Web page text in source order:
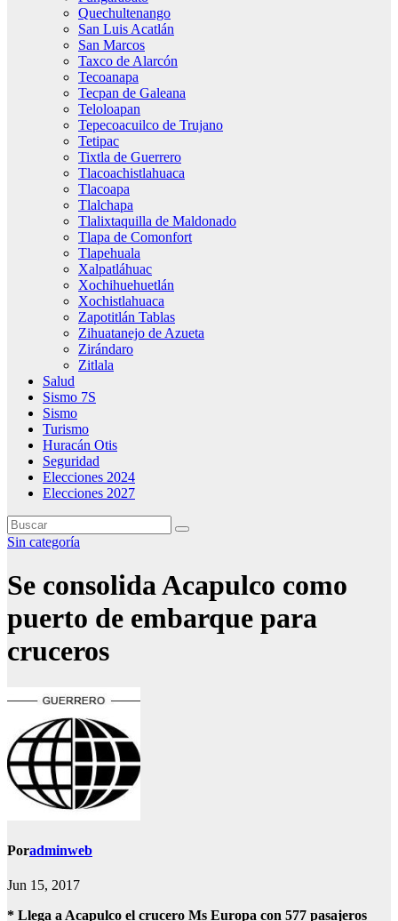
Quechultenango
San Luis Acatlán
San Marcos
Taxco de Alarcón
Tecoanapa
Tecpan de Galeana
Teloloapan
Tepecoacuilco de Trujano
Tetipac
Tixtla de Guerrero
Tlacoachistlahuaca
Tlacoapa
Tlalchapa
Tlalixtaquilla de Maldonado
Tlapa de Comonfort
Tlapehuala
Xalpatláhuac
Xochihuehuetlán
Xochistlahuaca
Zapotitlán Tablas
Zihuatanejo de Azueta
Zirándaro
Zitlala
Salud
Sismo 7S
Sismo
Turismo
Huracán Otis
Seguridad
Elecciones 2024
Elecciones 2027
Sin categoría
Se consolida Acapulco como
puerto de embarque para
cruceros
Poradminweb
Jun 15, 2017
* Llega a Acapulco el crucero Ms Europa con 577 pasajeros